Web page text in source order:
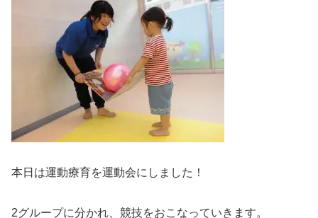
本日は運動療育を運動会にしました！
2グループに分かれ、競技をおこなっていきます。